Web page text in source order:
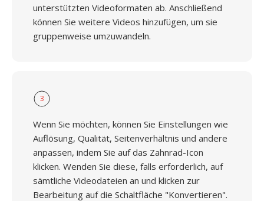
unterstützten Videoformaten ab. Anschließend
können Sie weitere Videos hinzufügen, um sie
gruppenweise umzuwandeln.
3
Wenn Sie möchten, können Sie Einstellungen wie
Auflösung, Qualität, Seitenverhältnis und andere
anpassen, indem Sie auf das Zahnrad-Icon
klicken. Wenden Sie diese, falls erforderlich, auf
sämtliche Videodateien an und klicken zur
Bearbeitung auf die Schaltfläche "Konvertieren".